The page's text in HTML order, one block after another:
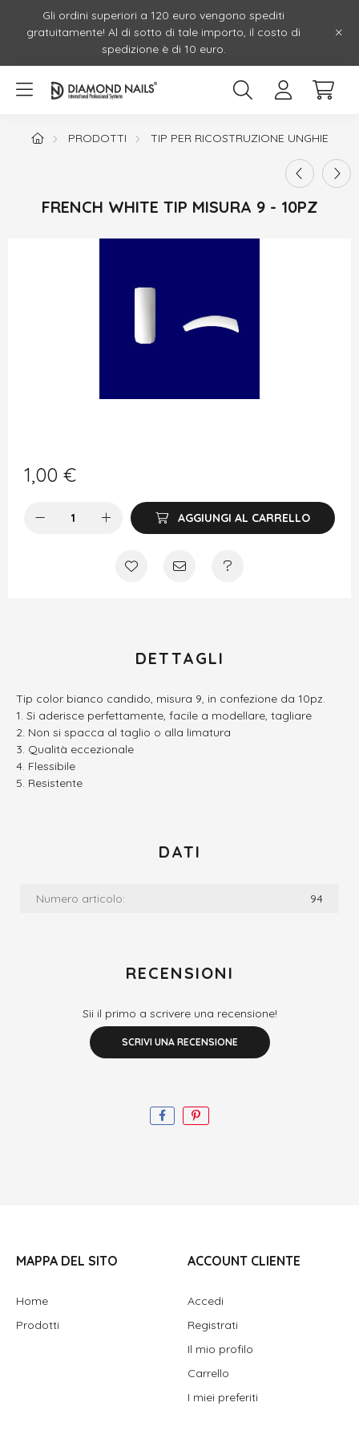
Gli ordini superiori a 120 euro vengono spediti
gratuitamente! Al di sotto di tale importo, il costo di
spedizione è di 10 euro.
PRODOTTI TIP PER RICOSTRUZIONE UNGHIE
FRENCH WHITE TIP MISURA 9 - 10PZ
1,00 €
AGGIUNGI AL CARRELLO
DETTAGLI
Tip color bianco candido, misura 9, in confezione da 10pz.
Si aderisce perfettamente, facile a modellare, tagliare
Non si spacca al taglio o alla limatura
Qualità eccezionale
Flessibile
Resistente
DATI
Numero articolo: 94
RECENSIONI
Sii il primo a scrivere una recensione!
SCRIVI UNA RECENSIONE
MAPPA DEL SITO
Home
Prodotti
ACCOUNT CLIENTE
Accedi
Registrati
Il mio profilo
Carrello
I miei preferiti